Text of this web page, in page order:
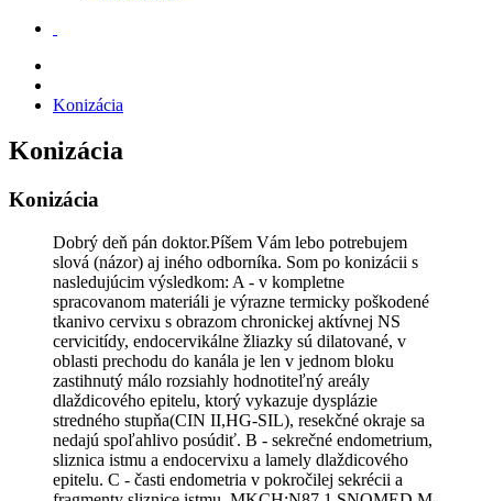
Konizácia
Konizácia
Konizácia
Dobrý deň pán doktor.Píšem Vám lebo potrebujem
slová (názor) aj iného odborníka. Som po konizácii s
nasledujúcim výsledkom: A - v kompletne
spracovanom materiáli je výrazne termicky poškodené
tkanivo cervixu s obrazom chronickej aktívnej NS
cervicitídy, endocervikálne žliazky sú dilatované, v
oblasti prechodu do kanála je len v jednom bloku
zastihnutý málo rozsiahly hodnotiteľný areály
dlaždicového epitelu, ktorý vykazuje dysplázie
stredného stupňa(CIN II,HG-SIL), resekčné okraje sa
nedajú spoľahlivo posúdiť. B - sekrečné endometrium,
sliznica istmu a endocervixu a lamely dlaždicového
epitelu. C - časti endometria v pokročilej sekrécii a